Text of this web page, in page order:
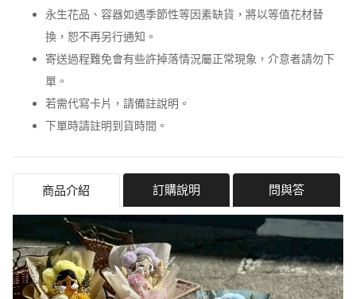
永生花品、容器如遇季節性等因素缺貨，將以等值花材替
換，恕不再另行通知。
寄送過程難免會有些許掉落情況屬正常現象，介意者請勿下
單。
若需代寫卡片，請備註說明。
下單時請註明到貨時間。
商品介紹 訂購說明 問與答